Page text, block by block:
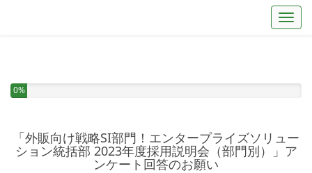
You have completed 0% of this survey
0%
「外販向け戦略SI部門！エンタープライズソリュー
ション統括部 2023年度採用説明会（部門別）」ア
ンケート回答のお願い